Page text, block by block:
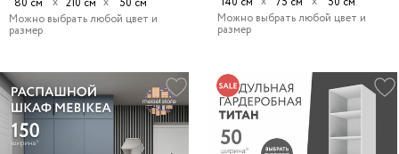
80 см
210 см
50 см
Можно выбрать любой цвет и
размер
Можно выбрать любой цвет и
размер